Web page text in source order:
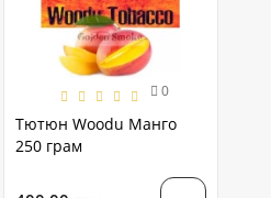
0
Тютюн Woodu Манго
250 грам